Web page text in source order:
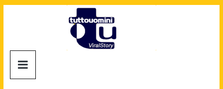
Tuttouomini